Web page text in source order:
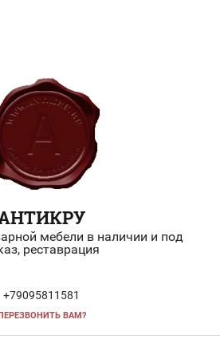
мебели в наличии и под
реставрация
+79095811581
ПЕРЕЗВОНИТЬ ВАМ?